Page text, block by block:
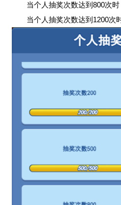
当个人抽奖次数达到800次
当个人抽奖次数达到1200次